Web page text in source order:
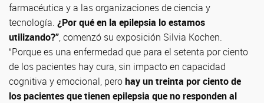
farmacéutica y a las organizaciones de ciencia y
tecnología. ¿Por qué en la epilepsia lo estamos
utilizando?”, comenzó su exposición Silvia Kochen.
“Porque es una enfermedad que para el setenta por ciento
de los pacientes hay cura, sin impacto en capacidad
cognitiva y emocional, perohay un treinta por ciento de
los pacientes que tienen epilepsia que no responden al